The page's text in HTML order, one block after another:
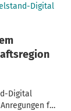
Digital
für